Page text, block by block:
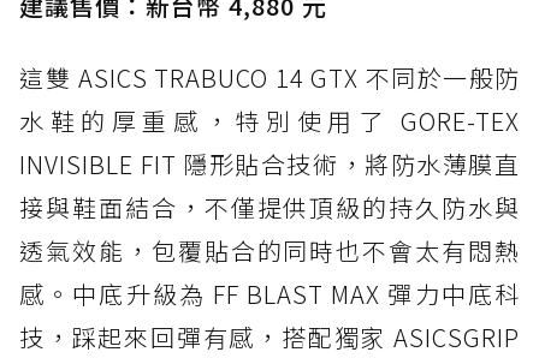
這雙 ASICS TRABUCO 14 GTX 不同於一般防
水鞋的厚重感，特別使用了 GORE-TEX
INVISIBLE FIT 隱形貼合技術，將防水薄膜直
接與鞋面結合，不僅提供頂級的持久防水與
透氣效能，包覆貼合的同時也不會太有悶熱
感。中底升級為 FF BLAST MAX 彈力中底科
技，踩起來回彈有感，搭配獨家 ASICSGRIP